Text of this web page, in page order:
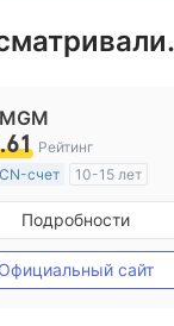
Рейтинг
счет
10-15 лет
в
Маркет-Мейкинг (MM)
стандарт MT4
Подробности
Официальный сайт